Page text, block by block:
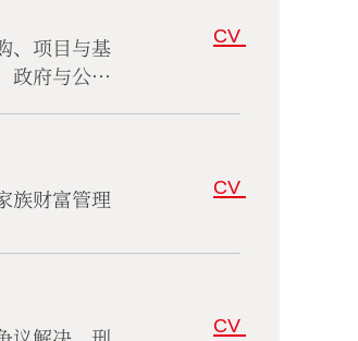
、项目与基
政府与公共
CV
族财富管理 CV
CV